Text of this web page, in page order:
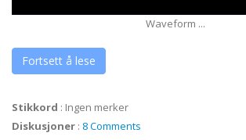
Waveform ...
Fortsett å lese
Stikkord : Ingen merker
Diskusjoner : 8 Comments